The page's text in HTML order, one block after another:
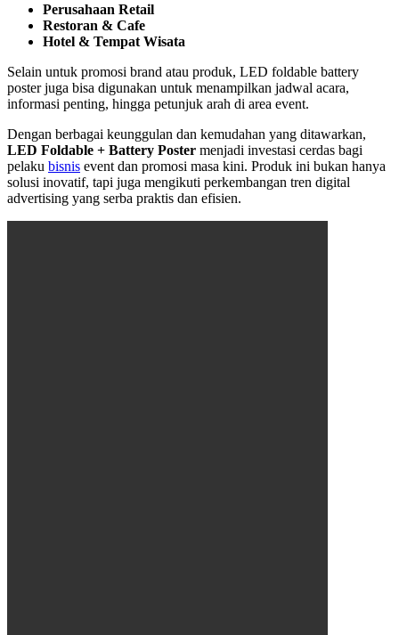
Perusahaan Retail
Restoran & Cafe
Hotel & Tempat Wisata
Selain untuk promosi brand atau produk, LED foldable battery
poster juga bisa digunakan untuk menampilkan jadwal acara,
informasi penting, hingga petunjuk arah di area event.
Dengan berbagai keunggulan dan kemudahan yang ditawarkan,
LED Foldable + Battery Poster menjadi investasi cerdas bagi
pelaku bisnis event dan promosi masa kini. Produk ini bukan hanya
solusi inovatif, tapi juga mengikuti perkembangan tren digital
advertising yang serba praktis dan efisien.